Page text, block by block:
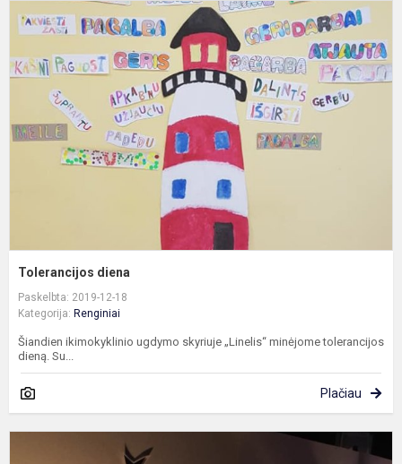
Tolerancijos diena
Paskelbta: 2019-12-18
Kategorija: Renginiai
Šiandien ikimokyklinio ugdymo skyriuje „Linelis“ minėjome tolerancijos
dieną. Su...
Plačiau